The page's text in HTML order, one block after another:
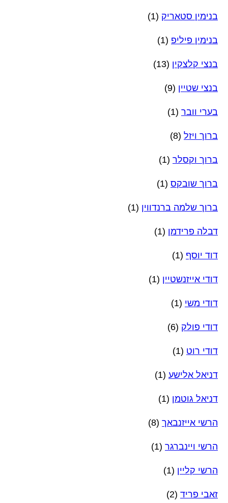
בנימין סטאריק (1)
בנימין פיליפ (1)
בנצי קלצקין (13)
בנצי שטיין (9)
בערי וובר (1)
ברוך ויזל (8)
ברוך וקסלר (1)
ברוך שובקס (1)
ברוך שלמה ברנדווין (1)
דבלה פרידמן (1)
דוד יוסף (1)
דודי אייזנשטיין (1)
דודי משי (1)
דודי פולק (6)
דודי רוט (1)
דניאל אלישע (1)
דניאל גוטמן (1)
הרשי אייזנבאך (8)
הרשי ויינברגר (1)
הרשי קליין (1)
זאבי פריד (2)